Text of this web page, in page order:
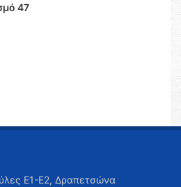
47
Ε1-Ε2, Δραπετσώνα